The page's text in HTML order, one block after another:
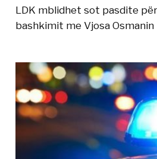
LDK mblidhet sot pasdite
bashkimit me Vjosa Osmanin